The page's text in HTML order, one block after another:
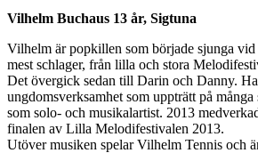
Vilhelm Buchaus 13 år, Sigtuna
Vilhelm är popkillen som började sjunga vid
mest schlager, från lilla och stora
Det övergick sedan till Darin och Danny.
ungdomsverksamhet som uppträtt på många
som solo- och musikalartist. 2013
finalen av Lilla Melodifestivalen 2013.
Utöver musiken spelar Vilhelm Tennis och